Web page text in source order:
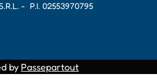
- P.I. 02553970795
by Passepartout